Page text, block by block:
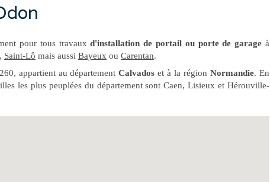
pour tous travaux d'installation de portail ou porte de garage à
, Saint-Lô mais aussi Bayeux ou Carentan.
appartient au départementCalvados et à la régionNormandie. En
les plus peuplées du département sont Caen, Lisieux et Hérouville-